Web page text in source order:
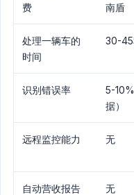
费
南盾
处理一辆车的
时间
30-
识别错误率
5-
据）
远程监控能力 无
自动营收报告 无